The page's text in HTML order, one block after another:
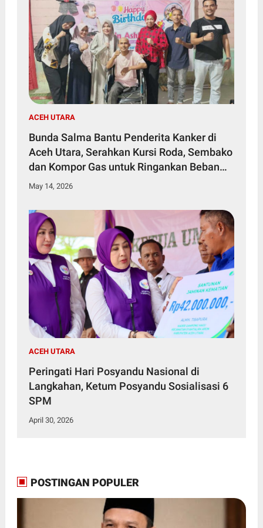
ACEH UTARA
Bunda Salma Bantu Penderita Kanker di
Aceh Utara, Serahkan Kursi Roda, Sembako
dan Kompor Gas untuk Ringankan Beban
Keluarga
May 14, 2026
ACEH UTARA
Peringati Hari Posyandu Nasional di
Langkahan, Ketum Posyandu Sosialisasi 6
SPM
April 30, 2026
POSTINGAN POPULER